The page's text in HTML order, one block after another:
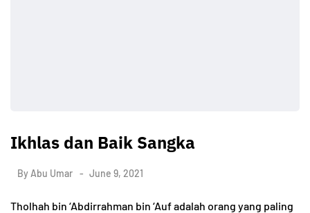
Ikhlas dan Baik Sangka
By Abu Umar June 9, 2021
Tholhah bin ‘Abdirrahman bin ‘Auf adalah orang yang paling